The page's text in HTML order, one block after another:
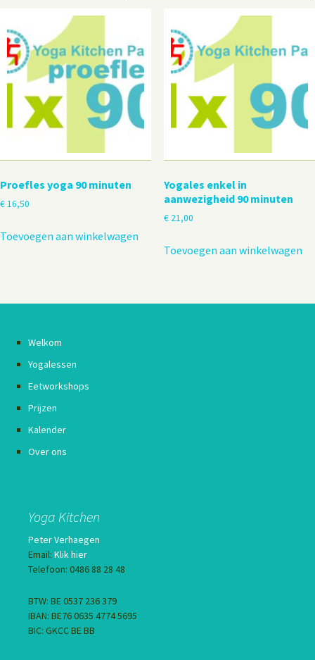
Proefles yoga 90 minuten
€16,50
Toevoegen aan winkelwagen
Yogales enkel in
aanwezigheid 90 minuten
€21,00
Toevoegen aan winkelwagen
Welkom
Yogalessen
Eetworkshops
Prijzen
Kalender
Over ons
Yoga Kitchen
Peter Verhaegen
Email: Klik hier
Telefoon: 0486 88 28 48
BTW: BE 0537 236 379
IBAN: BE76 0635 4774 5695
BIC: GKCC BE BB